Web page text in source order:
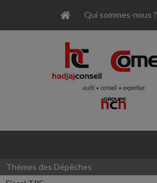
Qui sommes-nous ?
Thémes des Dépêches